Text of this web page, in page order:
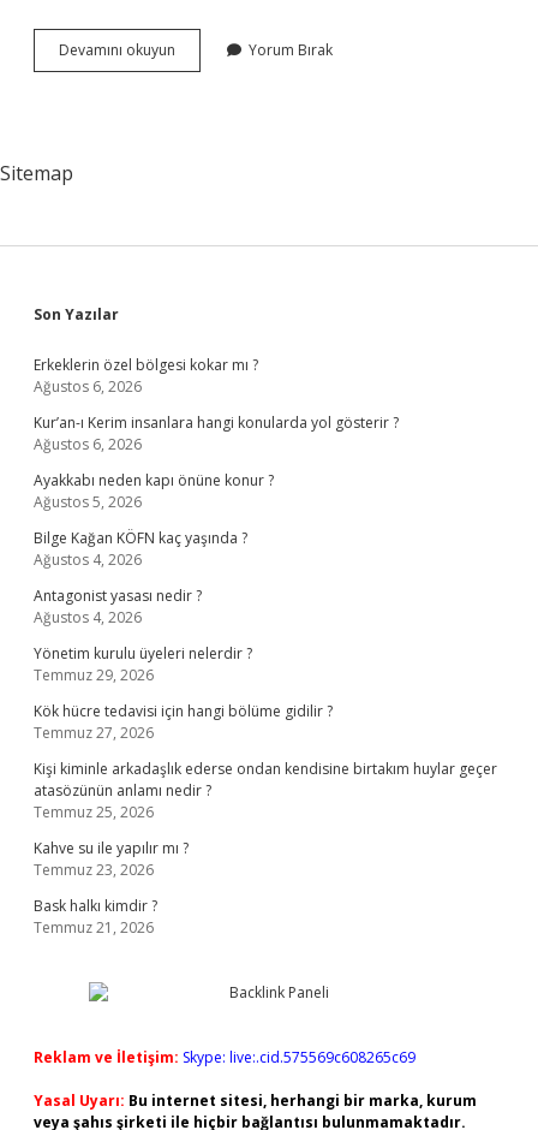
Devamını okuyun Programmer
Ne
Yorum Bırak
Sitemap
Sidebar
Son Yazılar
Erkeklerin özel bölgesi kokar mı ?
Ağustos 6, 2026
Kur’an-ı Kerim insanlara hangi konularda yol gösterir ?
Ağustos 6, 2026
Ayakkabı neden kapı önüne konur ?
Ağustos 5, 2026
Bilge Kağan KÖFN kaç yaşında ?
Ağustos 4, 2026
Antagonist yasası nedir ?
Ağustos 4, 2026
Yönetim kurulu üyeleri nelerdir ?
Temmuz 29, 2026
Kök hücre tedavisi için hangi bölüme gidilir ?
Temmuz 27, 2026
Kişi kiminle arkadaşlık ederse ondan kendisine birtakım huylar geçer
atasözünün anlamı nedir ?
Temmuz 25, 2026
Kahve su ile yapılır mı ?
Temmuz 23, 2026
Bask halkı kimdir ?
Temmuz 21, 2026
Reklam ve İletişim: Skype: live:.cid.575569c608265c69
Yasal Uyarı: Bu internet sitesi, herhangi bir marka, kurum
veya şahıs şirketi ile hiçbir bağlantısı bulunmamaktadır.